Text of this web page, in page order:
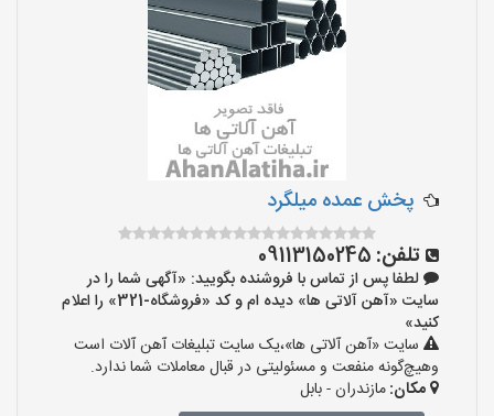
پخش عمده میلگرد
تلفن: 09113150245
لطفا پس از تماس با فروشنده بگویید: «آگهی شما را در
سایت «آهن آلاتی ها» دیده ام و کد «فروشگاه-321» را اعلام
کنید»
سایت «آهن آلاتی ها»،یک سایت تبلیغات آهن آلات است
وهیچ‌گونه منفعت و مسئولیتی در قبال معاملات شما ندارد.
مکان:مازندران - بابل